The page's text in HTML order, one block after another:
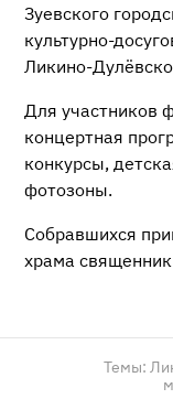
Зуевского
культурно-
Ликино-
Для участников
концертная
конкурсы,
фотозоны.
Собравшихся
храма
Темы: